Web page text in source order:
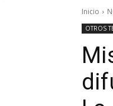
Inicio
OTROS